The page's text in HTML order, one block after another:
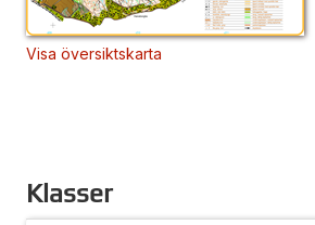
Visa översiktskarta
Klasser